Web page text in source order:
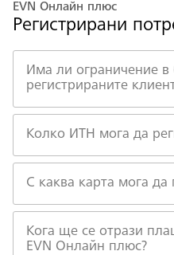
EVN Онлайн плюс
Регистрирани
Има ли ограничение в
регистрираните
Колко ИТН мога да
С каква карта мога да
Кога ще се отрази
EVN Онлайн плюс?